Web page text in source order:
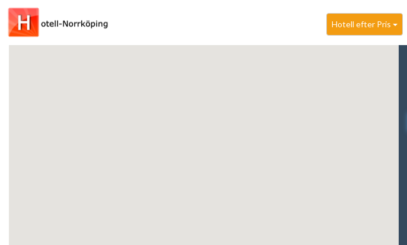
Hotell efter Pris